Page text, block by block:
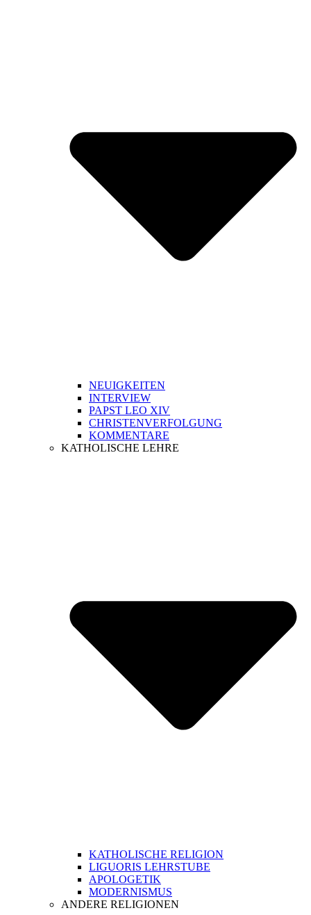
NEUIGKEITEN
INTERVIEW
PAPST LEO XIV
CHRISTENVERFOLGUNG
KOMMENTARE
KATHOLISCHE LEHRE
KATHOLISCHE RELIGION
LIGUORIS LEHRSTUBE
APOLOGETIK
MODERNISMUS
ANDERE RELIGIONEN